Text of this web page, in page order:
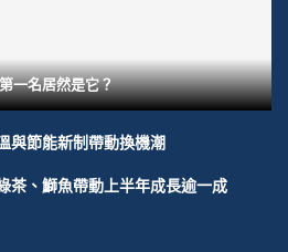
一名居然是它？
與節能新制帶動換機潮
茶、鰤魚帶動上半年成長逾一成